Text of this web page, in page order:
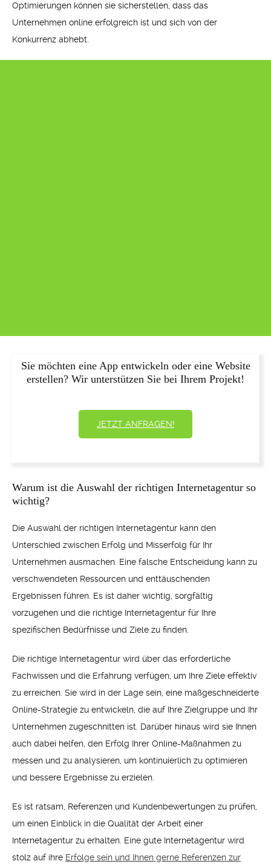
Optimierungen können sie sicherstellen, dass das
Unternehmen online erfolgreich ist und sich von der
Konkurrenz abhebt.
Sie möchten eine App entwickeln oder eine Website
erstellen? Wir unterstützen Sie bei Ihrem Projekt!
JETZT ANFRAGEN!
Warum ist die Auswahl der richtigen Internetagentur so
wichtig?
Die Auswahl der richtigen Internetagentur kann den
Unterschied zwischen Erfolg und Misserfolg für Ihr
Unternehmen ausmachen. Eine falsche Entscheidung kann zu
verschwendeten Ressourcen und enttäuschenden
Ergebnissen führen. Es ist daher wichtig, sorgfältig
vorzugehen und die richtige Internetagentur für Ihre
spezifischen Bedürfnisse und Ziele zu finden.
Die richtige Internetagentur wird über das erforderliche
Fachwissen und die Erfahrung verfügen, um Ihre Ziele effektiv
zu erreichen. Sie wird in der Lage sein, eine maßgeschneiderte
Online-Strategie zu entwickeln, die auf Ihre Zielgruppe und Ihr
Unternehmen zugeschnitten ist. Darüber hinaus wird sie Ihnen
auch dabei helfen, den Erfolg Ihrer Online-Maßnahmen zu
messen und zu analysieren, um kontinuierlich zu optimieren
und bessere Ergebnisse zu erzielen.
Es ist ratsam, Referenzen und Kundenbewertungen zu prüfen,
um einen Einblick in die Qualität der Arbeit einer
Internetagentur zu erhalten. Eine gute Internetagentur wird
stolz auf ihre Erfolge sein und Ihnen gerne Referenzen zur